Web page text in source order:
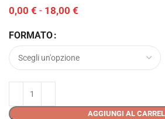
0,00 € - 18,00 €
FORMATO
AGGIUNGI AL